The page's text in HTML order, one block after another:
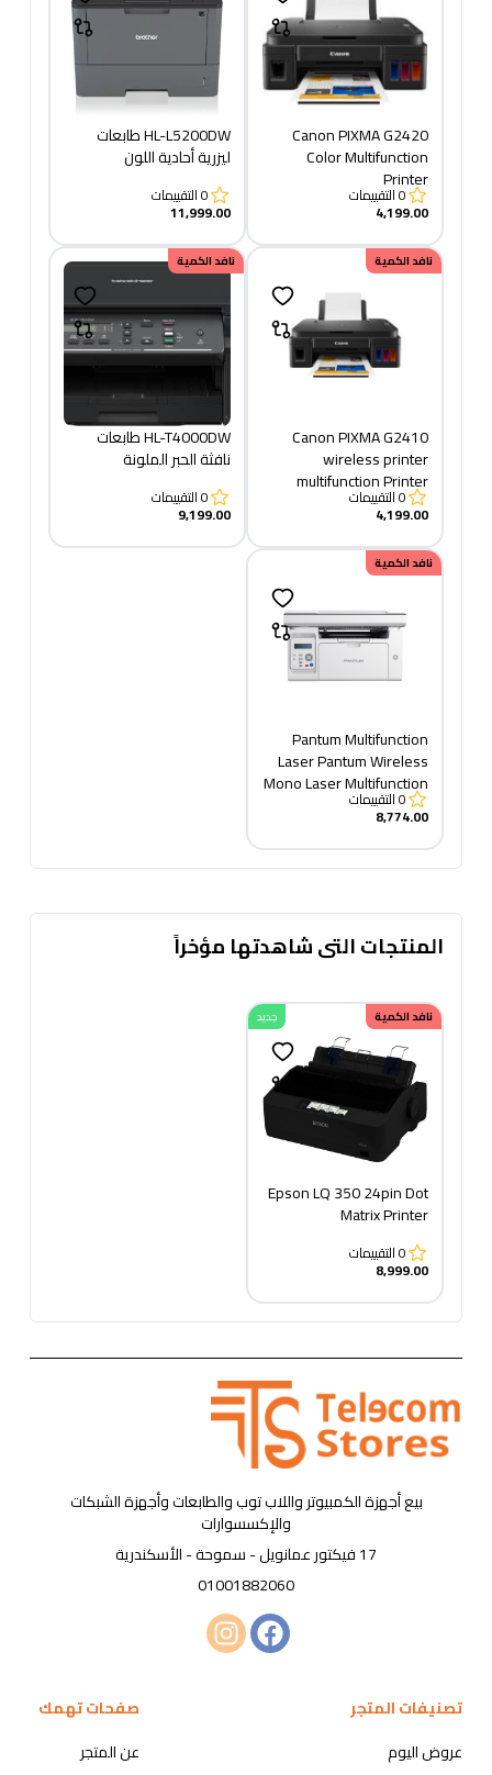
Canon PIXMA G2420
Color​ Multifunction
Printer
0التقييمات
4,199.00
HL-L5200DW طابعات
ليزرية أحادية اللون
0التقييمات
11,999.00
نافد الكمية
​​Canon PIXMA G2410
wireless printer
multifunction Printer
0التقييمات
4,199.00
نافد الكمية
HL-T4000DW طابعات
نافثة الحبر الملونة
0التقييمات
9,199.00
نافد الكمية
Pantum Multifunction
Laser Pantum Wireless
Mono Laser Multifunction
Printer, White -
M6509NW +TONER 219
copy
0التقييمات
8,774.00
المنتجات التى شاهدتها مؤخراً
جديد نافد الكمية
Epson LQ 350 24pin Dot
Matrix Printer
0التقييمات
8,999.00
بيع أجهزة الكمبيوتر واللاب توب والطابعات وأجهزة الشبكات
والإكسسوارات
17 فيكتور عمانويل - سموحة - الأسكندرية
01001882060
تصنيفات المتجر
عروض اليوم
صفحات تهمك
عن المتجر